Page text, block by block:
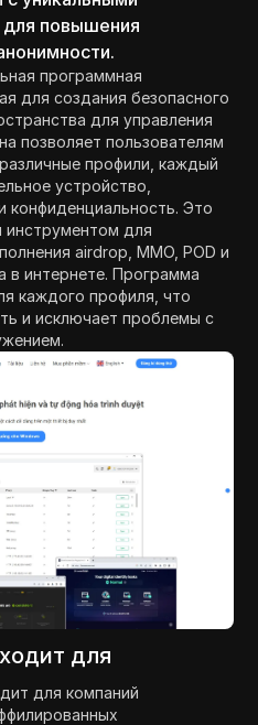
для повышения
программная
для создания безопасного
для управления
позволяет пользователям
профили, каждый
устройство,
конфиденциальность. Это
инструментом для
airdrop, MMO, POD и
в интернете. Программа
каждого профиля, что
и исключает проблемы с
для
для компаний